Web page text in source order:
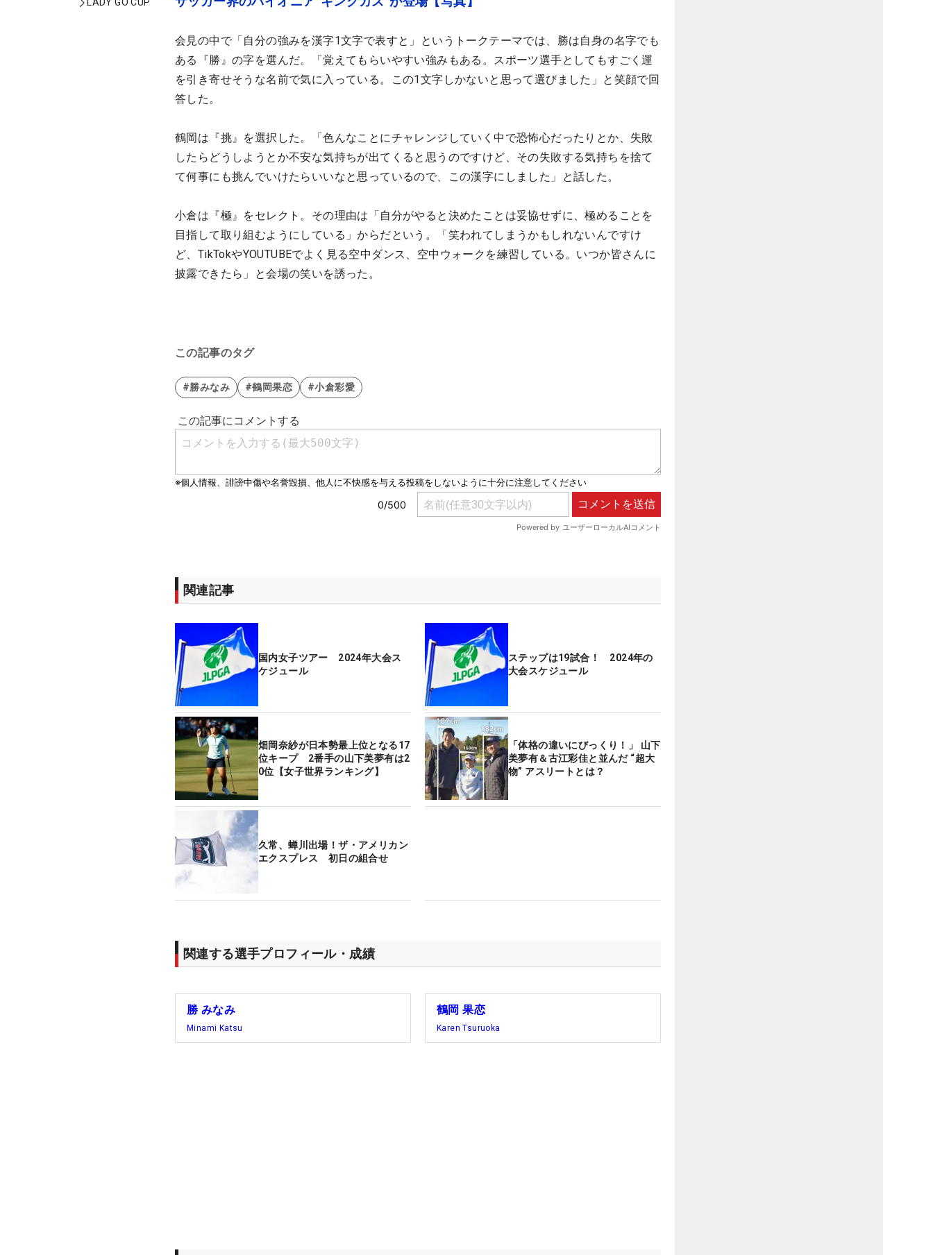
会見の中で「自分の強みを漢字1文字で表すと」というトークテーマでは、勝は自身の名字でも
ある『勝』の字を選んだ。「覚えてもらいやすい強みもある。スポーツ選手としてもすごく運
を引き寄せそうな名前で気に入っている。この1文字しかないと思って選びました」と笑顔で回
答した。
鶴岡は『挑』を選択した。「色んなことにチャレンジしていく中で恐怖心だったりとか、失敗
したらどうしようとか不安な気持ちが出てくると思うのですけど、その失敗する気持ちを捨て
て何事にも挑んでいけたらいいなと思っているので、この漢字にしました」と話した。
小倉は『極』をセレクト。その理由は「自分がやると決めたことは妥協せずに、極めることを
目指して取り組むようにしている」からだという。「笑われてしまうかもしれないんですけ
ど、TikTokやYOUTUBEでよく見る空中ダンス、空中ウォークを練習している。いつか皆さんに
披露できたら」と会場の笑いを誘った。
この記事のタグ
#勝みなみ #鶴岡果恋 #小倉彩愛
関連記事
国内女子ツアー 2024年大会ス
ケジュール
ステップは19試合！ 2024年の
大会スケジュール
畑岡奈紗が日本勢最上位となる17
位キープ 2番手の山下美夢有は2
0位【女子世界ランキング】
「体格の違いにびっくり！」 山下
美夢有＆古江彩佳と並んだ “超大
物” アスリートとは？
久常、蝉川出場！ザ・アメリカン
エクスプレス 初日の組合せ
関連する選手プロフィール・成績
勝 みなみ
Minami Katsu
鶴岡 果恋
Karen Tsuruoka